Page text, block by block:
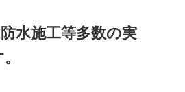
水施工等多数の実